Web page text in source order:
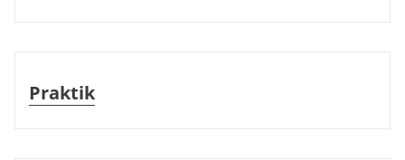
Praktik